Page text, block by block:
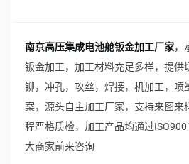
南京高压集成电池舱钣金加工厂家，
钣金加工，加工材料充足多样，提供
铆，冲孔，攻丝，焊接，机加工，喷
案，源头自主加工厂家，支持来图来
程严格质检，加工产品均通过
大商家前来咨询